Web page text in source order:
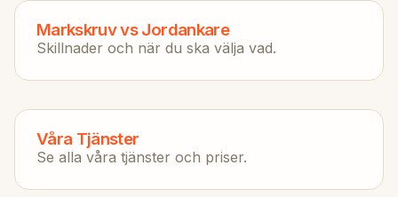
Markskruv vs Jordankare
Skillnader och när du ska välja vad.
Våra Tjänster
Se alla våra tjänster och priser.